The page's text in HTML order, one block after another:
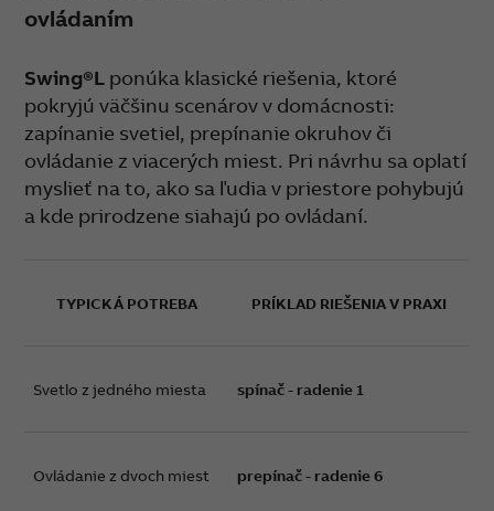
ovládaním
Swing®L ponúka klasické riešenia, ktoré
pokryjú väčšinu scenárov v domácnosti:
zapínanie svetiel, prepínanie okruhov či
ovládanie z viacerých miest. Pri návrhu sa oplatí
myslieť na to, ako sa ľudia v priestore pohybujú
a kde prirodzene siahajú po ovládaní.
TYPICKÁ POTREBA PRÍKLAD RIEŠENIA V PRAXI
Svetlo z jedného miesta spínač - radenie 1
Ovládanie z dvoch miest prepínač - radenie 6